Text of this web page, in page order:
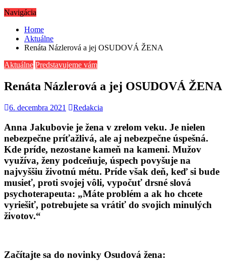
Navigácia
Home
Aktuálne
Renáta Názlerová a jej OSUDOVÁ ŽENA
Aktuálne Predstavujeme vám
Renáta Názlerová a jej OSUDOVÁ ŽENA
6. decembra 2021 Redakcia
Anna Jakubovie je žena v zrelom veku. Je nielen
nebezpečne príťažlivá, ale aj nebezpečne úspešná.
Kde príde, nezostane kameň na kameni. Mužov
využíva, ženy podceňuje, úspech povyšuje na
najvyššiu životnú métu. Príde však deň, keď si bude
musieť, proti svojej vôli, vypočuť drsné slová
psychoterapeuta: „Máte problém a ak ho chcete
vyriešiť, potrebujete sa vrátiť do svojich minulých
životov.“
Začítajte sa do novinky Osudová žena: